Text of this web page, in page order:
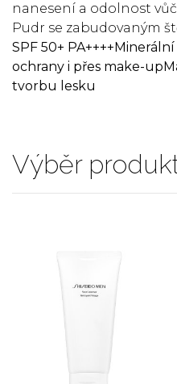
nanesení a odolnost
Pudr se zabudovaným
SPF 50+ PA++++Minerální
ochrany i přes make-up
tvorbu lesku
Výběr